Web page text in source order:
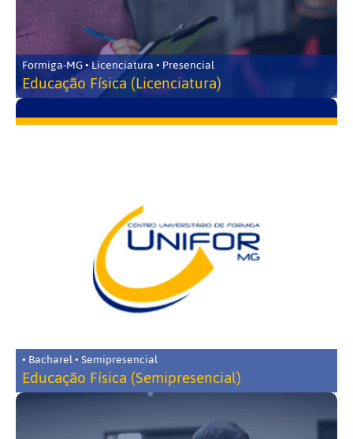
Formiga-MG • Licenciatura • Presencial
Educação Física (Licenciatura)
• Bacharel • Semipresencial
Educação Física (Semipresencial)